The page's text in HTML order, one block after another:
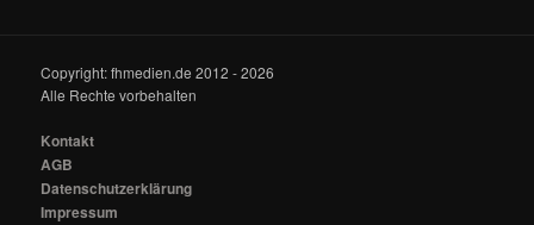
Copyright: fhmedien.de 2012 - 2026
Alle Rechte vorbehalten
Kontakt
AGB
Datenschutzerklärung
Impressum